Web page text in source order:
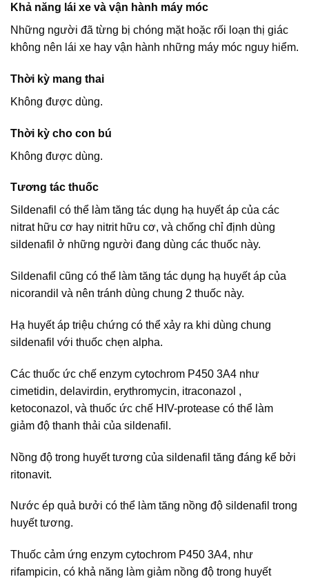
Khả năng lái xe và vận hành máy móc
Những người đã từng bị chóng mặt hoặc rối loạn thị giác
không nên lái xe hay vận hành những máy móc nguy hiểm.
Thời kỳ mang thai
Không được dùng.
Thời kỳ cho con bú
Không được dùng.
Tương tác thuốc
Sildenafil có thể làm tăng tác dụng hạ huyết áp của các
nitrat hữu cơ hay nitrit hữu cơ, và chống chỉ định dùng
sildenafil ở những người đang dùng các thuốc này.
Sildenafil cũng có thể làm tăng tác dụng hạ huyết áp của
nicorandil và nên tránh dùng chung 2 thuốc này.
Hạ huyết áp triệu chứng có thể xảy ra khi dùng chung
sildenafil với thuốc chẹn alpha.
Các thuốc ức chế enzym cytochrom P450 3A4 như
cimetidin, delavirdin, erythromycin, itraconazol ,
ketoconazol, và thuốc ức chế HIV-protease có thể làm
giảm độ thanh thải của sildenafil.
Nồng độ trong huyết tương của sildenafil tăng đáng kể bởi
ritonavit.
Nước ép quả bưởi có thể làm tăng nồng độ sildenafil trong
huyết tương.
Thuốc cảm ứng enzym cytochrom P450 3A4, như
rifampicin, có khả năng làm giảm nồng độ trong huyết